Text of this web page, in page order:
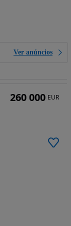
Ver anúncios
260 000 EUR